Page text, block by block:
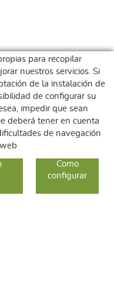
para recopilar
nuestros servicios. Si
de la instalación de
de configurar su
impedir que sean
deberá tener en cuenta
de navegación
Como
configurar